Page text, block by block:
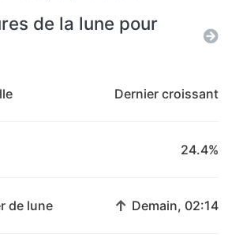
de la lune pour
Dernier croissant
24.4%
de lune ↑ Demain, 02:14